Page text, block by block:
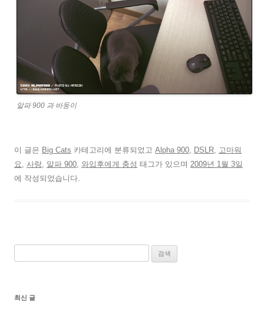
알파 900 과 바둥이
이 글은 Big Cats 카테고리에 분류되었고 Alpha 900, DSLR, 고마워
요, 사랑, 알파 900, 와입후에게 충성 태그가 있으며 2009년 1월 3일
에 작성되었습니다.
최신 글